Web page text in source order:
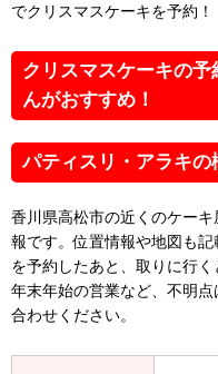
でクリスマスケーキを予約！
クリスマスケーキの
んがおすすめ！
パティスリ・アラキの
香川県高松市の近くのケー
報です。位置情報や地図も
を予約したあと、取りに行
年末年始の営業など、不明
合わせください。